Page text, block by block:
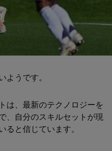
うです。
は、最新のテクノロジーを
、自分のスキルセットが現
と信じています。